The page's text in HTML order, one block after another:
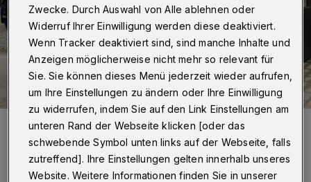
Von li.: die Mieterinnen und R. Schütrumpf und B. Miethling, Jochen
Braun (Ressortleiter Bauen und Wohnen), Sedat Ugurman („gwg“-
Aufsichtsrastvorsitzender), Oberbürgermeisterin Miriam Scherff),
„gwg“-Geschäftsführer Oliver Zier und Mieter J. Walberg.
Zwecke. Durch Auswahl von Alle ablehnen oder
Widerruf Ihrer Einwilligung werden diese deaktiviert.
Wenn Tracker deaktiviert sind, sind manche Inhalte und
Anzeigen möglicherweise nicht mehr so relevant für
Sie. Sie können dieses Menü jederzeit wieder aufrufen,
um Ihre Einstellungen zu ändern oder Ihre Einwilligung
zu widerrufen, indem Sie auf den Link Einstellungen am
unteren Rand der Webseite klicken [oder das
schwebende Symbol unten links auf der Webseite, falls
zutreffend]. Ihre Einstellungen gelten innerhalb unseres
Website. Weitere Informationen finden Sie in unserer